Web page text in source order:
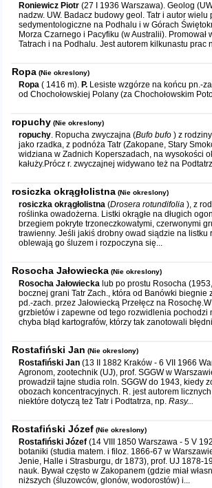
Roniewicz Piotr (27 I 1936 Warszawa). Geolog
nadzw. UW. Badacz budowy geol. Tatr i autor
sedymentologiczne na Podhalu i w Górach
Morza Czarnego i Pacyfiku (w Australii).
Tatrach i na Podhalu. Jest autorem kilkunastu prac
Ropa (Nie okreslony)
Ropa ( 1416 m). P. Lesiste wzgórze na końcu pn.-
od Chochołowskiej Polany (za Chochołowskim
ropuchy (Nie okreslony)
ropuchy. Ropucha zwyczajna (Bufo bufo ) z
jako rzadka, z podnóża Tatr (Zakopane, Stary
widziana w Zadnich Koperszadach, na wysokości
kałuży.Prócz r. zwyczajnej widywano też na
rosiczka okrągłolistna (Nie okreslony)
rosiczka okrągłolistna (Drosera rotundifolia ), z
roślinka owadożerna. Listki okrągłe na długich
brzegiem pokryte trzoneczkowatymi, czerwonymi
trawienny. Jeśli jakiś drobny owad siądzie na listku
oblewają go śluzem i rozpoczyna się...
Rosocha Jałowiecka (Nie okreslony)
Rosocha Jałowiecka lub po prostu Rosocha
bocznej grani Tatr Zach., która od Banówki biegnie
pd.-zach. przez Jałowiecką Przełęcz na
grzbietów i zapewne od tego rozwidlenia
chyba błąd kartografów, którzy tak zanotowali
Rostafiński Jan (Nie okreslony)
Rostafiński Jan (13 II 1882 Kraków - 6 VII 1966
Agronom, zootechnik (UJ), prof. SGGW w
prowadził tajne studia roln. SGGW do 1943, kiedy
obozach koncentracyjnych. R. jest autorem
niektóre dotyczą też Tatr i Podtatrza, np. Rasy...
Rostafiński Józef (Nie okreslony)
Rostafiński Józef (14 VIII 1850 Warszawa - 5 V
botaniki (studia matem. i filoz. 1866-67 w
Jenie, Halle i Strasburgu, dr 1873), prof. UJ 1878-
nauk. Bywał często w Zakopanem (gdzie miał
niższych (śluzowców, glonów, wodorostów) i...